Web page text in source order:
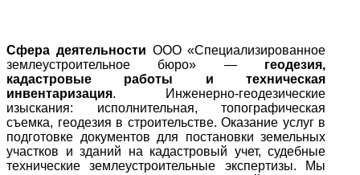
Сфера деятельности ООО «Специализированное
землеустроительное бюро» — геодезия,
кадастровые работы и техническая
инвентаризация. Инженерно-геодезические
изыскания: исполнительная, топографическая
съемка, геодезия в строительстве. Оказание услуг в
подготовке документов для постановки земельных
участков и зданий на кадастровый учет, судебные
технические землеустроительные экспертизы. Мы